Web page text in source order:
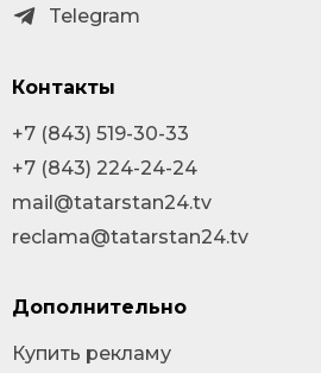
Telegram
Контакты
+7 (843) 519-30-33
+7 (843) 224-24-24
mail@tatarstan24.tv
reclama@tatarstan24.tv
Дополнительно
Купить рекламу